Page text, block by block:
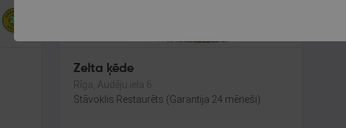
Zelta ķēde
Rīga, Audēju iela 6
Stāvoklis Restaurēts (Garantija 24 mēneši)